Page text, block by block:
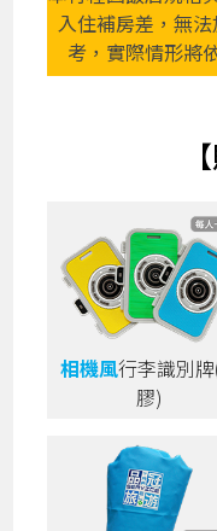
入住補房差，無
考，實際情形將
相機風行李識別
膠)